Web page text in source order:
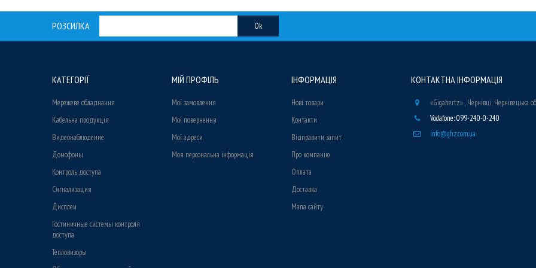
РОЗСИЛКА Ok
КАТЕГОРІЇ
Мережеве обладнання
Кабельна продукція
Видеонаблюдение
Домофоны
Контроль доступа
Сигнализация
Дисплеи
Гостиничные системы контроля
доступа
Тепловизоры
МІЙ ПРОФІЛЬ
Мої замовлення
Мої повернення
Мої адреси
Моя персональна інформація
ІНФОРМАЦІЯ
Нові товари
Контакти
Відправити запит
Про компанію
Оплата
Доставка
Мапа сайту
КОНТАКТНА ІНФОРМАЦІЯ
«Gigahertz» , Чернівці, Чернівецька
Vodafone: 099-240-0-240
info@ghz.com.ua